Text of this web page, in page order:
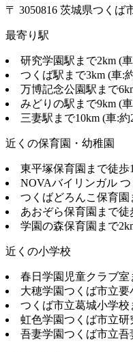
〒 3050816 茨城県つくば
最寄り駅
研究学園駅まで2km (
つくば駅まで3km (車:
万博記念公園駅まで
みどりの駅まで9km (
三妻駅まで10km (車:約
近くの保育園・幼稚園
東平塚保育園まで徒歩
NOVAバイリンガル
つくばどろんこ保育園
あおぞら保育園まで徒
学園の森保育園まで
近くの小学校
春日学園児童クラブ室
大穂学園つくば市立要
つくば市立葛城小学校
虹色学園つくば市立研
吾妻学園つくば市立吾